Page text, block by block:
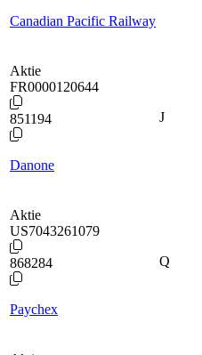
Canadian Pacific Railway
Aktie
FR0000120644
851194
Danone
J
Aktie
US7043261079
868284
Paychex
Q